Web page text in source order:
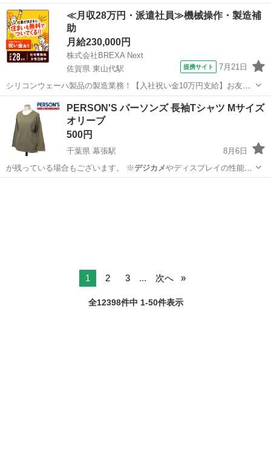
上、画像が実物と…
千葉 千葉市 幕張駅 Tシャツ パーソンズ
≪月収28万円・派遣社員≫機械操作・製造補
助
月給230,000円
株式会社BREXA Next
佐賀県 東山代駅
提携サイト 7月21日
シリコンウェーハ製品の製造業務！【入社祝い金10万円支給】お友達
やカップルとの応募OK◎年間休日129日＆休出なしでプライベート充
実♪業務はクリーンルームで快適作業◎自社正社員登用制度あり★1食
300円～の格安食堂あり！《佐...
伊万里市
PERSON'S パーソンズ 長袖Tシャツ Mサイズ
オリーブ
500円
千葉県 幕張駅
8月6日
が残っている場合もございます。 ※デジカメやディスプレイの性能
上、画像が実物と…
1 2 3 ... 次へ
全12398件中 1-50件表示